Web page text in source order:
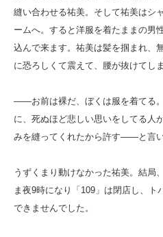
縫い合わせる祐美。そして祐美はシ
ームへ。すると洋服を着たままの男
込んで来ます。祐美は髪を掴まれ、
に恐ろしくて震えて、腰が抜けてし
――お前は裸だ、ぼくは服を着てる
に、死ぬほど悲しい思いをしてる
みを縫ってくれたから許す――と言い
うずくまり動けなかった祐美。結局
ま夜9時になり「109」は閉店し、
できませんでした。